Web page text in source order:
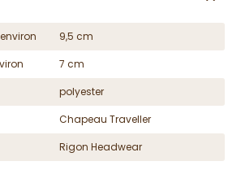
9,5 cm
7 cm
polyester
Chapeau Traveller
Rigon Headwear